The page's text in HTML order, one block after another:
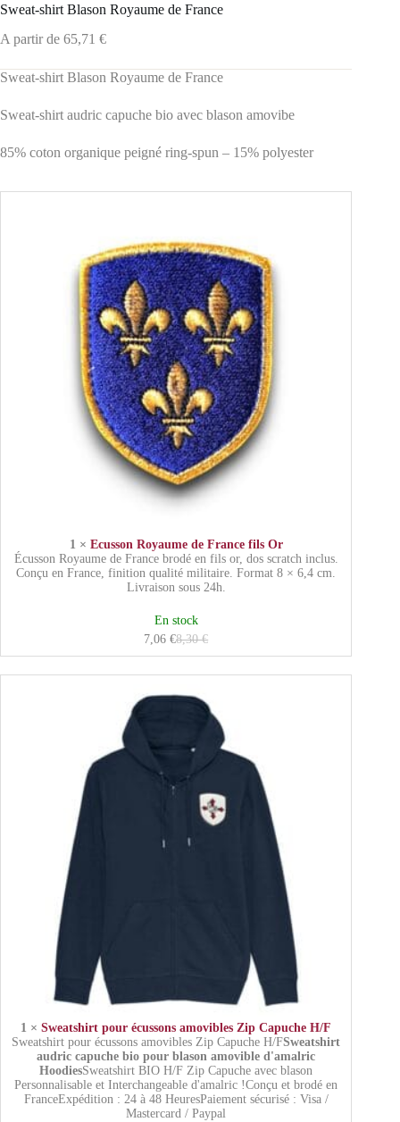
Sweat-shirt Blason Royaume de France
A partir de 65,71 €
Sweat-shirt Blason Royaume de France
Sweat-shirt audric capuche bio avec blason amovibe
85% coton organique peigné ring-spun – 15% polyester
1 × Ecusson Royaume de France fils Or
Écusson Royaume de France brodé en fils or, dos scratch inclus.
Conçu en France, finition qualité militaire. Format 8 × 6,4 cm.
Livraison sous 24h.
En stock
8,30€
7,06€
1 ×Sweatshirt pour écussons amovibles Zip Capuche H/F
Sweatshirt pour écussons amovibles Zip Capuche H/FSweatshirt
audric capuche bio pour blason amovible d'amalric
HoodiesSweatshirt BIO H/F Zip Capuche avec blason
Personnalisable et Interchangeable d'amalric !Conçu et brodé en
FranceExpédition : 24 à 48 HeuresPaiement sécurisé : Visa /
Mastercard / Paypal